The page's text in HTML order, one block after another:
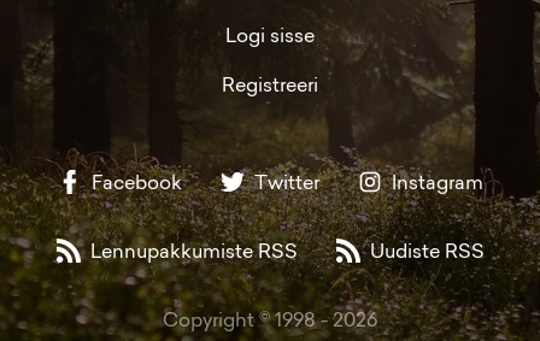
Logi sisse
Registreeri
Facebook Twitter Instagram
Lennupakkumiste RSS Uudiste RSS
Copyright © 1998 -2026